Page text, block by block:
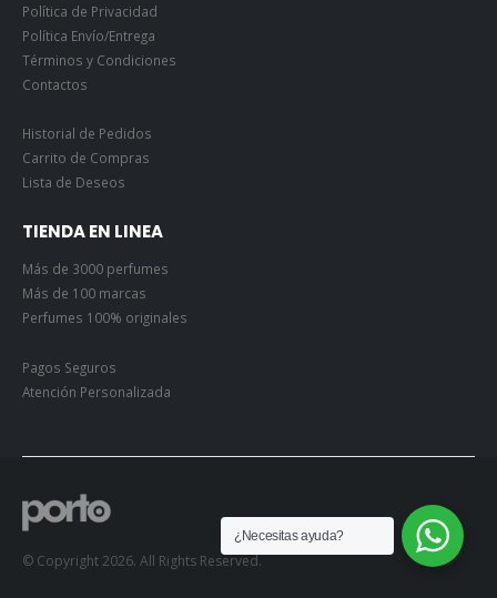
Política Envío/Entrega
Términos y Condiciones
Carrito de Compras
TIENDA EN LINEA
Más de 3000 perfumes
Perfumes 100% originales
Pagos Seguros
© Copyright 2026. All Rights Reserved.
¿Necesitas ayuda?